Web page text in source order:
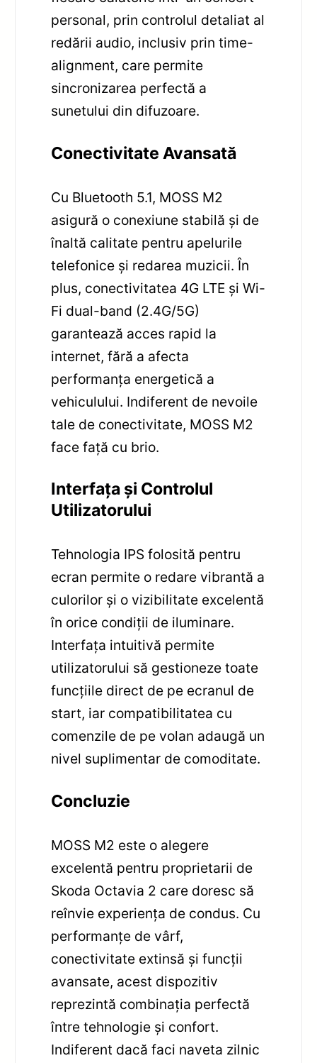
personal, prin controlul detaliat al
redării audio, inclusiv prin time-
alignment, care permite
sincronizarea perfectă a
sunetului din difuzoare.
Conectivitate Avansată
Cu Bluetooth 5.1, MOSS M2
asigură o conexiune stabilă și de
înaltă calitate pentru apelurile
telefonice și redarea muzicii. În
plus, conectivitatea 4G LTE și Wi-
Fi dual-band (2.4G/5G)
garantează acces rapid la
internet, fără a afecta
performanța energetică a
vehiculului. Indiferent de nevoile
tale de conectivitate, MOSS M2
face față cu brio.
Interfața și Controlul
Utilizatorului
Tehnologia IPS folosită pentru
ecran permite o redare vibrantă a
culorilor și o vizibilitate excelentă
în orice condiții de iluminare.
Interfața intuitivă permite
utilizatorului să gestioneze toate
funcțiile direct de pe ecranul de
start, iar compatibilitatea cu
comenzile de pe volan adaugă un
nivel suplimentar de comoditate.
Concluzie
MOSS M2 este o alegere
excelentă pentru proprietarii de
Skoda Octavia 2 care doresc să
reînvie experiența de condus. Cu
performanțe de vârf,
conectivitate extinsă și funcții
avansate, acest dispozitiv
reprezintă combinația perfectă
între tehnologie și confort.
Indiferent dacă faci naveta zilnic